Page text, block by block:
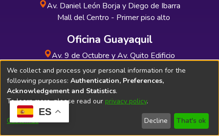
ES
Av. Daniel León Borja y Diego de Ibarra
Mall del Centro - Primer piso alto
Oficina Guayaquil
Av. 9 de Octubre y Av. Quito Edificio
INDUAUTO - Planta baja
Soporte Técnico Bibliolatino.com
We collect and process your personal information for the
following purposes: Authentication, Preferences,
Acknowledgement and Statistics.
To learn more, please read our privacy policy.
Customize Decline That's ok